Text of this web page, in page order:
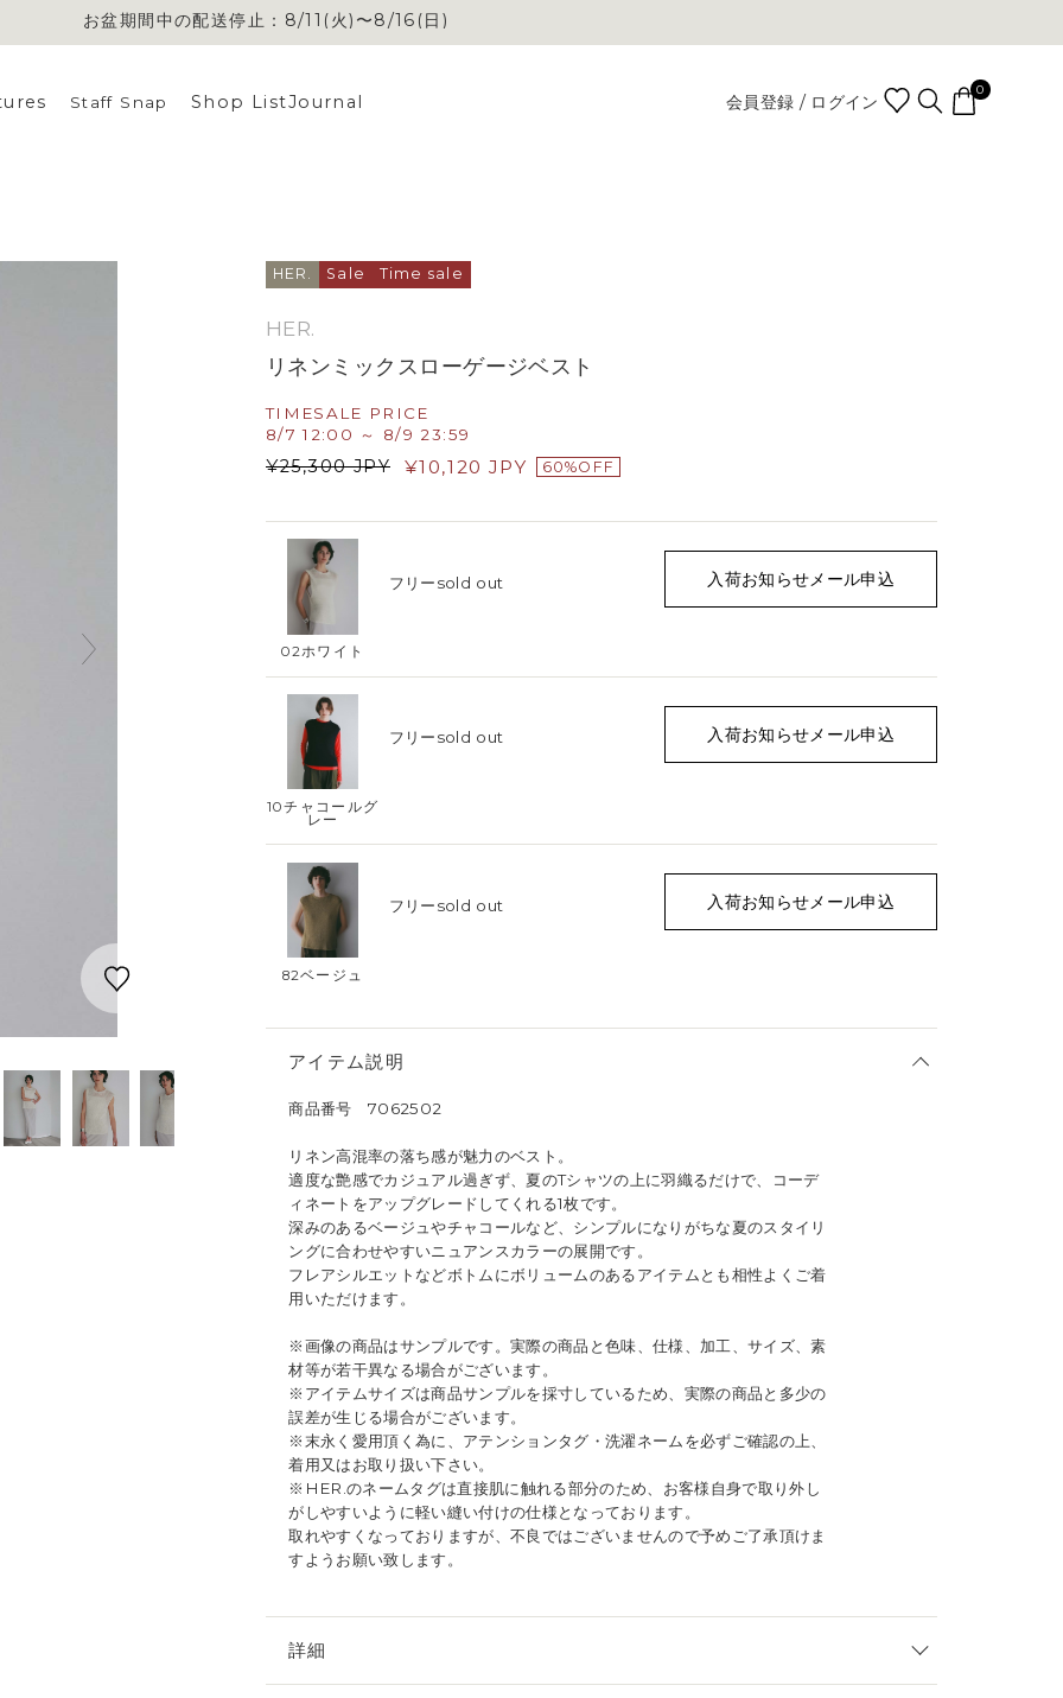
お盆期間中の配送停止：8/11(火)〜8/16(日)
お盆期間中の配送停止：8/11(火)〜8/16(日)
Staff Snap Shop ListJournal 会員登録 / ログイン
0
HER. Sale Time sale
HER.
リネンミックスローゲージベスト
TIMESALE PRICE
8/7 12:00 ～ 8/9 23:59
¥25,300 JPY ¥10,120 JPY 60%OFF
02ホワイト
フリーsold out 入荷お知らせメール申込
10チャコールグ
レー
フリーsold out 入荷お知らせメール申込
82ベージュ
フリーsold out 入荷お知らせメール申込
アイテム説明
商品番号 7062502
リネン高混率の落ち感が魅力のベスト。
適度な艶感でカジュアル過ぎず、夏のTシャツの上に羽織るだけで、コーデ
ィネートをアップグレードしてくれる1枚です。
深みのあるベージュやチャコールなど、シンプルになりがちな夏のスタイリ
ングに合わせやすいニュアンスカラーの展開です。
フレアシルエットなどボトムにボリュームのあるアイテムとも相性よくご着
用いただけます。
※画像の商品はサンプルです。実際の商品と色味、仕様、加工、サイズ、素
材等が若干異なる場合がございます。
※アイテムサイズは商品サンプルを採寸しているため、実際の商品と多少の
誤差が生じる場合がございます。
※末永く愛用頂く為に、アテンションタグ・洗濯ネームを必ずご確認の上、
着用又はお取り扱い下さい。
※HER.のネームタグは直接肌に触れる部分のため、お客様自身で取り外し
がしやすいように軽い縫い付けの仕様となっております。
取れやすくなっておりますが、不良ではございませんので予めご了承頂けま
すようお願い致します。
詳細